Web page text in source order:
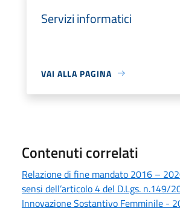
Servizi informatici
VAI ALLA PAGINA
Contenuti correlati
Relazione di fine mandato 2016 –
sensi dell’articolo 4 del D.Lgs. n.149/
Innovazione Sostantivo Femminile -